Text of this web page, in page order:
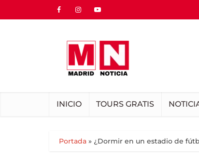
INICIO TOURS GRATIS
Portada » ¿Dormir en un estadio de